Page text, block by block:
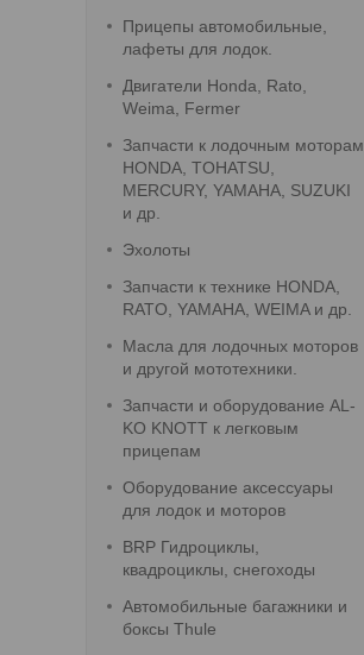
Прицепы автомобильные,
лафеты для лодок.
Двигатели Honda, Rato,
Weima, Fermer
Запчасти к лодочным моторам
HONDA, TOHATSU,
MERCURY, YAMAHA, SUZUKI
и др.
Эхолоты
Запчасти к технике HONDA,
RATO, YAMAHA, WEIMA и др.
Масла для лодочных моторов
и другой мототехники.
Запчасти и оборудование AL-
KO KNOTT к легковым
прицепам
Оборудование аксессуары
для лодок и моторов
BRP Гидроциклы,
квадроциклы, снегоходы
Автомобильные багажники и
боксы Thule